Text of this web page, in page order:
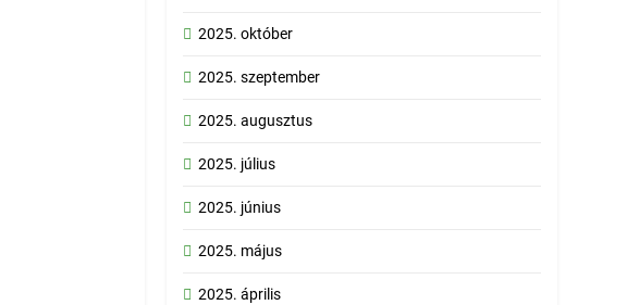
2025. október
2025. szeptember
2025. augusztus
2025. július
2025. június
2025. május
2025. április